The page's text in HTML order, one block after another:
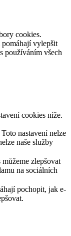
cookies.
pomáhají vylepšit
používáním všech
cookies níže.
Toto nastavení nelze
naše služby
zlepšovat
na sociálních
pochopit, jak e-